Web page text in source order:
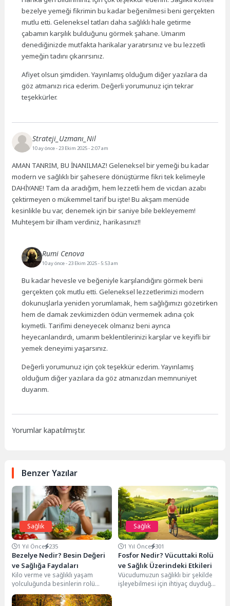
bezelye yemeği fikrimin bu kadar beğenilmesi beni gerçekten
mutlu etti. Geleneksel tatları daha sağlıklı hale getirme
çabamın karşılık bulduğunu görmek şahane. Umarım
denediğinizde mutfakta harikalar yaratırsınız ve bu lezzetli
yemeğin tadını çıkarırsınız.
Afiyet olsun şimdiden. Yayınlamış olduğum diğer yazılara da
göz atmanızı rica ederim. Değerli yorumunuz için tekrar
teşekkürler.
Strateji_Uzmanı_Nil
10 ay önce- 23 Ekim 2025 - 2:07 am
AMAN TANRIM, BU İNANILMAZ! Geleneksel bir yemeği bu kadar
modern ve sağlıklı bir şahesere dönüştürme fikri tek kelimeyle
DAHİYANE! Tam da aradığım, hem lezzetli hem de vicdan azabı
çektirmeyen o mükemmel tarif bu işte! Bu akşam menüde
kesinlikle bu var, denemek için bir saniye bile bekleyemem!
Muhteşem bir ilham verdiniz, harikasınız!!
Rumi Cenova
10 ay önce- 23 Ekim 2025 - 5:53 am
Bu kadar hevesle ve beğeniyle karşılandığını görmek beni
gerçekten çok mutlu etti. Geleneksel lezzetlerimizi modern
dokunuşlarla yeniden yorumlamak, hem sağlığımızı gözetirken
hem de damak zevkimizden ödün vermemek adına çok
kıymetli. Tarifimi deneyecek olmanız beni ayrıca
heyecanlandırdı, umarım beklentilerinizi karşılar ve keyifli bir
yemek deneyimi yaşarsınız.
Değerli yorumunuz için çok teşekkür ederim. Yayınlamış
olduğum diğer yazılara da göz atmanızdan memnuniyet
duyarım.
Yorumlar kapatılmıştır.
Benzer Yazılar
Sağlık
1 Yıl Önce 235
Bezelye Nedir? Besin Değeri
ve Sağlığa Faydaları
Kilo verme ve sağlıklı yaşam
yolculuğunda besinlerin rolü
tartışılmaz bir öneme sahiptir.
Doğru besinleri seçmek,...
Sağlık
1 Yıl Önce 301
Fosfor Nedir? Vücuttaki Rolü
ve Sağlık Üzerindeki Etkileri
Vücudumuzun sağlıklı bir şekilde
işleyebilmesi için ihtiyaç duyduğu